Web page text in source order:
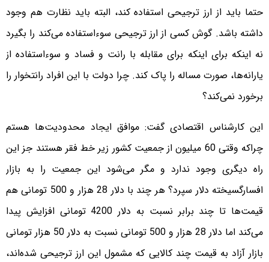
حتما باید از ارز ترجیحی استفاده کند، البته باید نظارت هم وجود
داشته باشد. گوش کسی از ارز ترجیحی سوء‌استفاده می‌کند را بگیرد
نه اینکه برای اینکه برای مقابله با رانت و فساد و سوءاستفاده از
یارانه‌ها، صورت مساله را پاک کند. چرا دولت با این افراد رانتخوار را
برخورد نمی‌کند؟
این کارشناس اقتصادی گفت: موافق ایجاد محدودیت‌‌ها هستم
چراکه وقتی 60 میلیون از جمعیت کشور زیر خط فقر هستند جز این
راه دیگری وجود ندارد و مگر می‌شود این جمعیت را به بازار
افسارگسیخته دلار سپرد؟ هر چند با دلار 28 هزار و 500 تومانی هم
قیمت‌ها تا چند برابر نسبت به دلار 4200 تومانی افزایش پیدا
می‌کند اما دلار 28 هزار و 500 تومانی نسبت به دلار 50 هزار تومانی
بازار آزاد به قیمت چند کالایی که مشمول این ارز ترجیحی شده‌اند،